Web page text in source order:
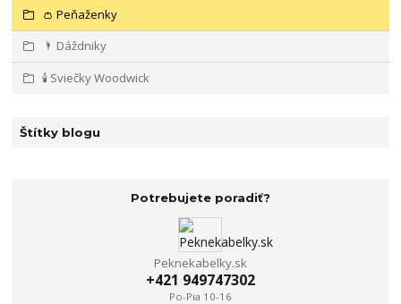
👛 Peňaženky
🌂 Dáždniky
🕯️ Sviečky Woodwick
Štítky blogu
Potrebujete poradiť?
Peknekabelky.sk
+421 949747302
Po-Pia 10-16